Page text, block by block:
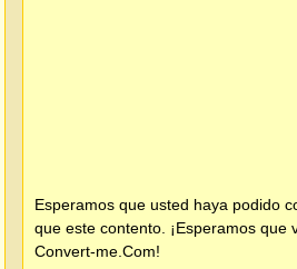
Esperamos que usted haya podido
que este contento. ¡Esperamos que
Convert-me.Com!